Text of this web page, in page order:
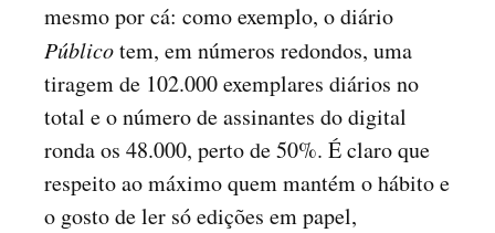
mesmo por cá: como exemplo, o diário
Públicotem, em números redondos, uma
tiragem de 102.000 exemplares diários no
total e o número de assinantes do digital
ronda os 48.000, perto de 50%. É claro que
respeito ao máximo quem mantém o hábito e
o gosto de ler só edições em papel,